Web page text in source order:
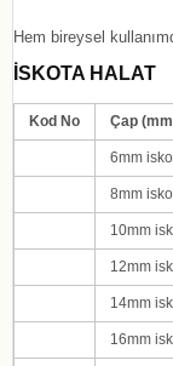
Hem bireysel
İSKOTA HALAT
Kod No Çap
6mm
8mm
10mm
12mm
14mm
16mm